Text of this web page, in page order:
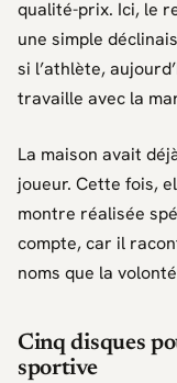
qualité-prix. Ici, le
une simple
si l’athlète,
travaille avec la
La maison avait
joueur. Cette fois,
montre réalisée
compte, car il
noms que la
Cinq disques
sportive